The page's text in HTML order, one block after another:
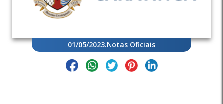
01/05/2023.Notas Oficiais